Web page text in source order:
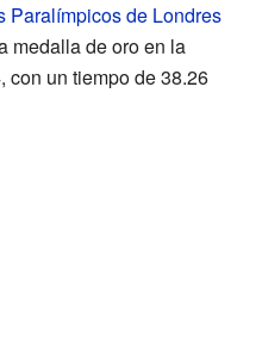
Paralímpicos de Londres
medalla de oro en la
con un tiempo de 38.26